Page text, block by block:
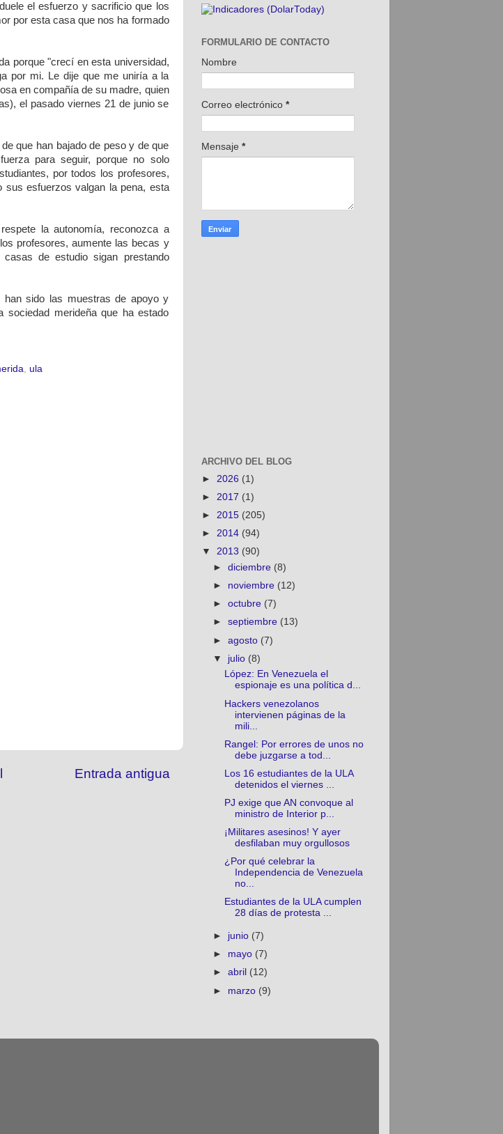
el esfuerzo y sacrificio que los
por esta casa que nos ha formado
porque "crecí en esta universidad,
por mi. Le dije que me uniría a la
en compañía de su madre, quien
el pasado viernes 21 de junio se
que han bajado de peso y de que
para seguir, porque no solo
por todos los profesores,
sus esfuerzos valgan la pena, esta
la autonomía, reconozca a
profesores, aumente las becas y
de estudio sigan prestando
han sido las muestras de apoyo y
sociedad merideña que ha estado
ula
Entrada antigua
FORMULARIO DE CONTACTO
Nombre
Correo electrónico *
Mensaje *
ARCHIVO DEL BLOG
► 2026 (1)
► 2017 (1)
► 2015 (205)
► 2014 (94)
▼ 2013 (90)
► diciembre (8)
► noviembre (12)
► octubre (7)
► septiembre (13)
► agosto (7)
▼ julio (8)
López: En Venezuela el
espionaje es una política d...
Hackers venezolanos
intervienen páginas de la
mili...
Rangel: Por errores de unos no
debe juzgarse a tod...
Los 16 estudiantes de la ULA
detenidos el viernes ...
PJ exige que AN convoque al
ministro de Interior p...
¡Militares asesinos! Y ayer
desfilaban muy orgullosos
¿Por qué celebrar la
Independencia de Venezuela
no...
Estudiantes de la ULA cumplen
28 días de protesta ...
► junio (7)
► mayo (7)
► abril (12)
► marzo (9)